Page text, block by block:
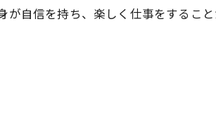
自信を持ち、楽しく仕事をするこ